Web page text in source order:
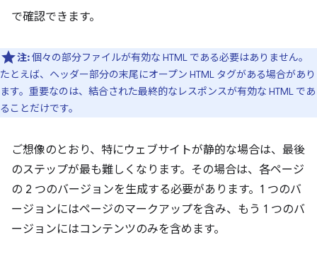
で確認できます。
注:個々の部分ファイルが有効な HTML である必要はありません。
たとえば、ヘッダー部分の末尾にオープン HTML タグがある場合があり
ます。重要なのは、結合された最終的なレスポンスが有効な HTML であ
ることだけです。
ご想像のとおり、特にウェブサイトが静的な場合は、最後
のステップが最も難しくなります。その場合は、各ページ
の 2 つのバージョンを生成する必要があります。1 つのバ
ージョンにはページのマークアップを含み、もう 1 つのバ
ージョンにはコンテンツのみを含めます。